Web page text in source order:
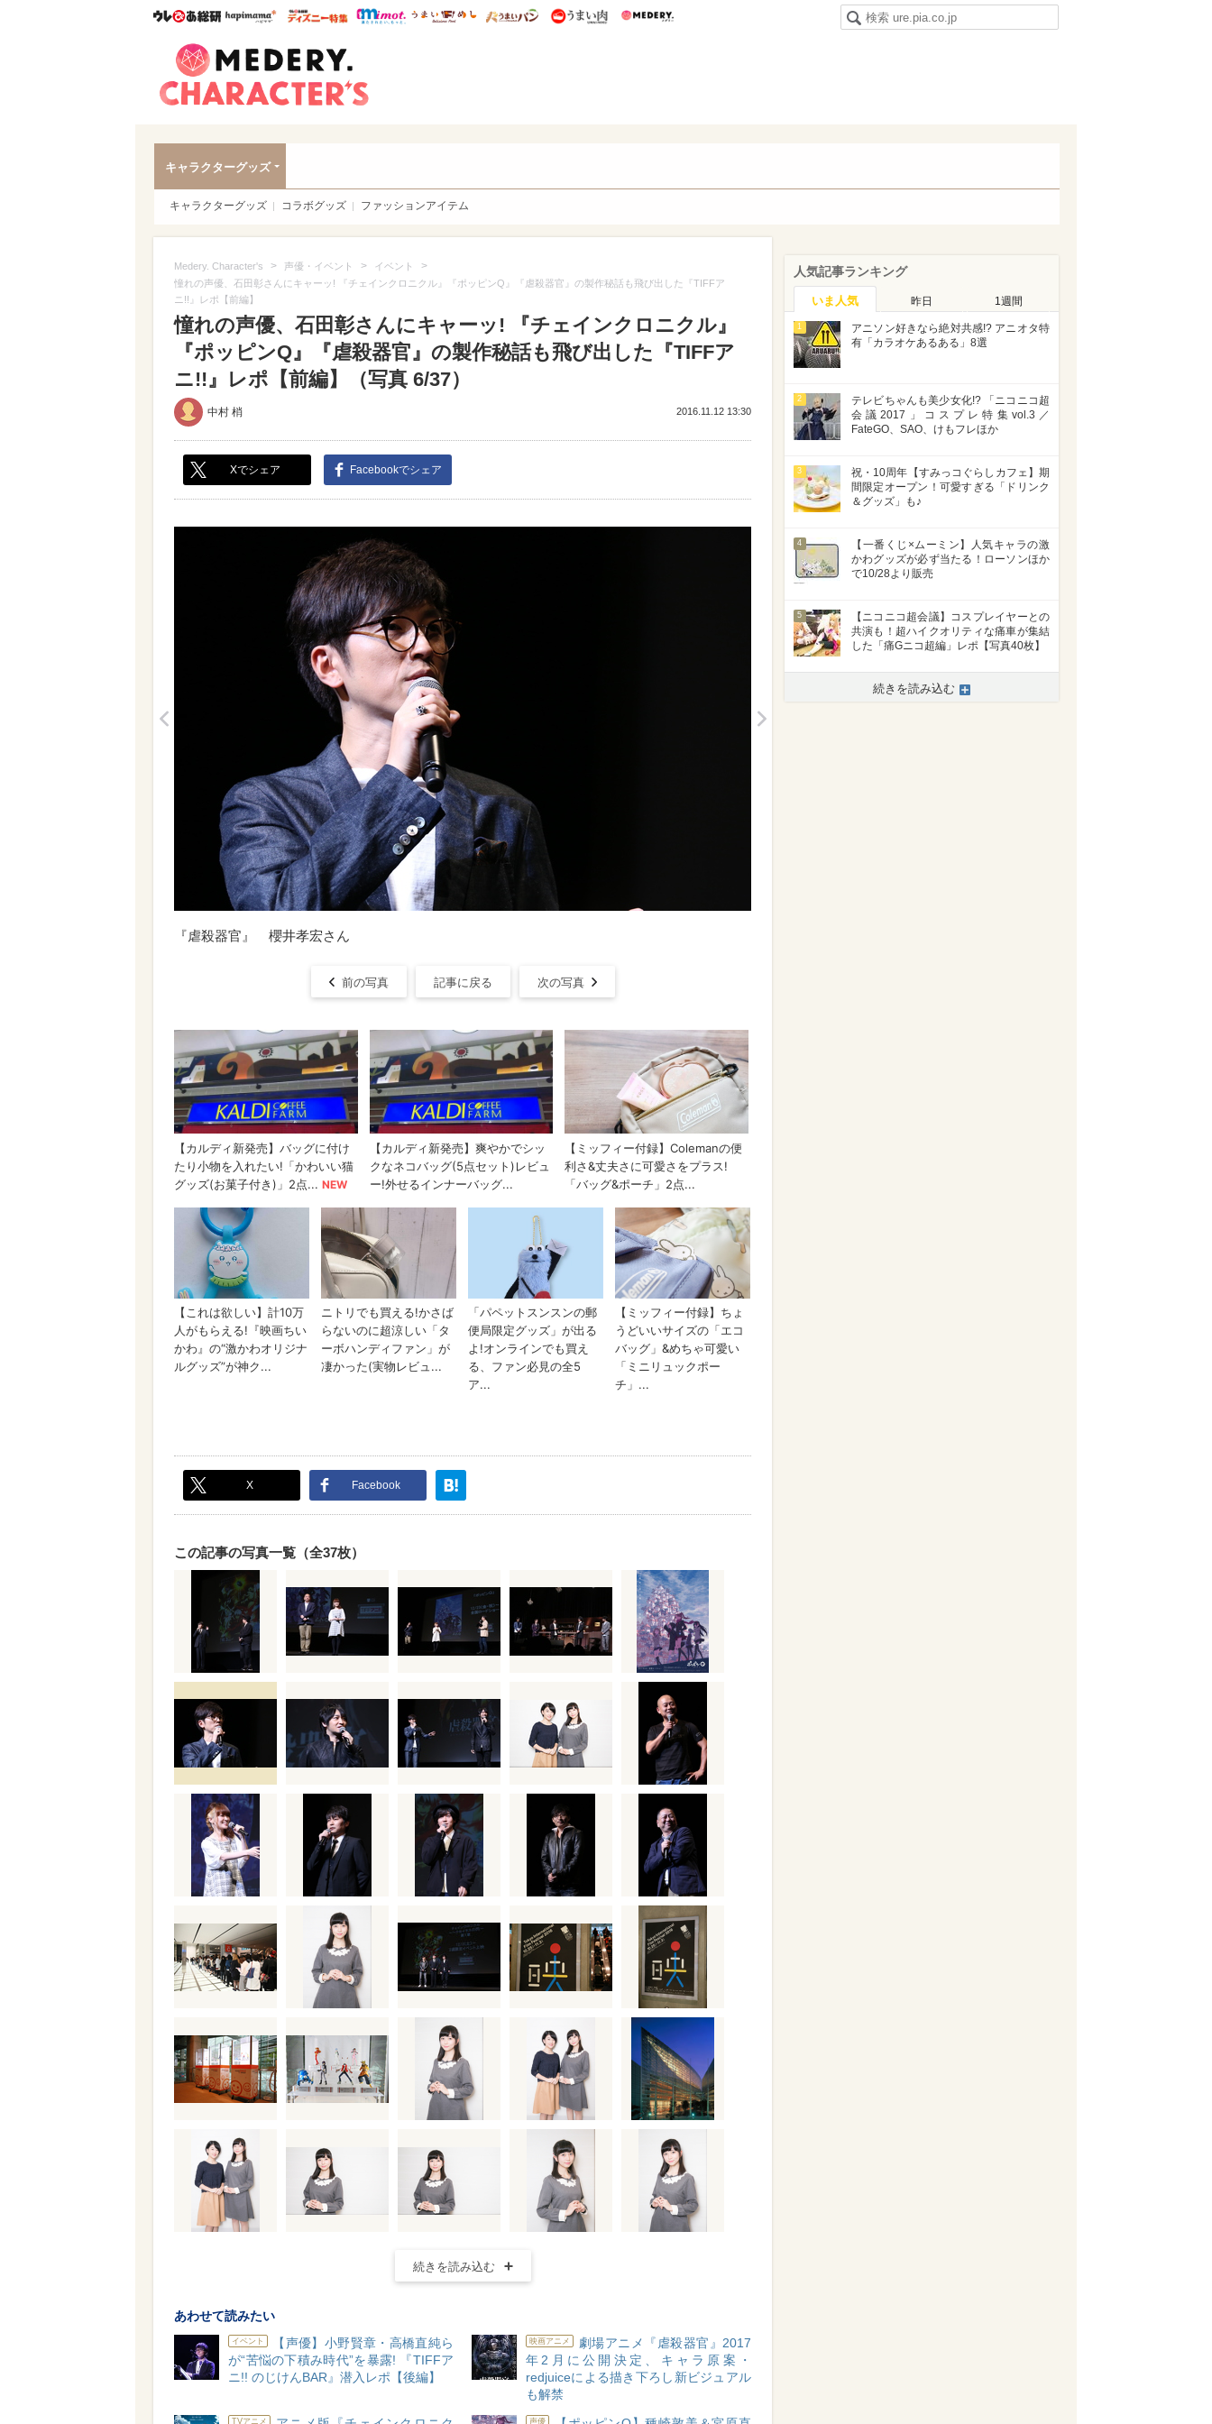
ウレぴあ総研ハピママ* ウレぴあ総研 ディズニー特集
mimot. うまいめし うまいパン うまい肉
キャラクターグッズ
キャラクターグッズ コラボグッズ ファッションアイテム
Medery. Character's > 声優・イベント > イベント >
憧れの声優、石田彰さんにキャーッ! 『チェインクロニクル』『ポッピンQ』『虐殺器官』の製作秘話も飛び出した『TIFFア
ニ!!』レポ【前編】
憧れの声優、石田彰さんにキャーッ! 『チェインクロニクル』
『ポッピンQ』『虐殺器官』の製作秘話も飛び出した『TIFFア
ニ!!』レポ【前編】（写真 6/37）
中村 梢 2016.11.12 13:30
Xでシェア Facebookでシェア
『虐殺器官』 櫻井孝宏さん
前の写真 記事に戻る 次の写真
X Facebook
この記事の写真一覧（全37枚）
続きを読み込む
あわせて読みたい
イベント
【声優】小野賢章・高橋直純ら
が“苦悩の下積み時代”を暴露! 『TIFFア
ニ!! のじけんBAR』潜入レポ【後編】
映画アニメ
劇場アニメ『虐殺器官』2017
年2月に公開決定、キャラ原案・
redjuiceによる描き下ろし新ビジュアル
も解禁
TVアニメ 声優
人気記事ランキング
いま人気 昨日 1週間
1
アニソン好きなら絶対共感!? アニオタ特
有「カラオケあるある」8選
2
テレビちゃんも美少女化!? 「ニコニコ超
会議2017」コスプレ特集vol.3／
FateGO、SAO、けもフレほか
3
祝・10周年【すみっコぐらしカフェ】期
間限定オープン！可愛すぎる「ドリンク
＆グッズ」も♪
4
【一番くじ×ムーミン】人気キャラの激
かわグッズが必ず当たる！ローソンほか
で10/28より販売
5
【ニコニコ超会議】コスプレイヤーとの
共演も！超ハイクオリティな痛車が集結
した「痛Gニコ超編」レポ【写真40枚】
続きを読み込む